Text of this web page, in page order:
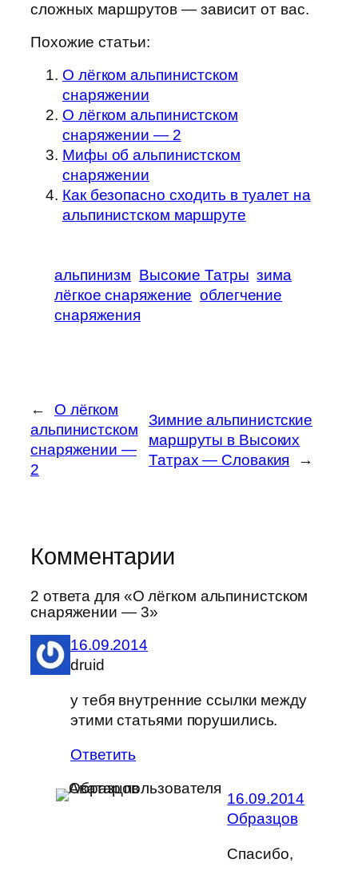
сложных маршрутов — зависит от вас.
Похожие статьи:
О лёгком альпинистском
снаряжении
О лёгком альпинистском
снаряжении — 2
Мифы об альпинистском
снаряжении
Как безопасно сходить в туалет на
альпинистском маршруте
альпинизм Высокие Татры зима
лёгкое снаряжение облегчение
снаряжения
←
О лёгком
альпинистском
снаряжении —
2
Зимние альпинистские
маршруты в Высоких
Татрах — Словакия
→
Комментарии
2 ответа для «О лёгком альпинистском
снаряжении — 3»
16.09.2014
druid
у тебя внутренние ссылки между
этими статьями порушились.
Ответить
16.09.2014
Образцов
Спасибо,